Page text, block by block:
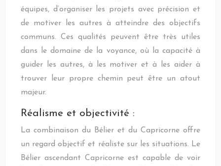
équipes, d’organiser les projets avec précision et
de motiver les autres à atteindre des objectifs
communs. Ces qualités peuvent être très utiles
dans le domaine de la voyance, où la capacité à
guider les autres, à les motiver et à les aider à
trouver leur propre chemin peut être un atout
majeur.
Réalisme et objectivité :
La combinaison du Bélier et du Capricorne offre
un regard objectif et réaliste sur les situations. Le
Bélier ascendant Capricorne est capable de voir